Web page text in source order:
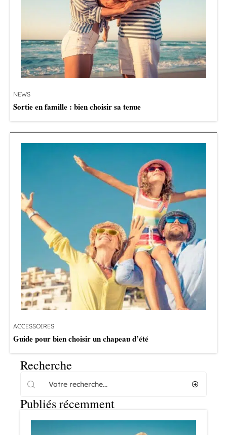
NEWS
Sortie en famille : bien choisir sa tenue
ACCESSOIRES
Guide pour bien choisir un chapeau d’été
Recherche
Publiés récemment